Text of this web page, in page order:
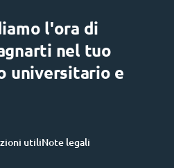
l'ora di
nel tuo
universitario e
utiliNote legali